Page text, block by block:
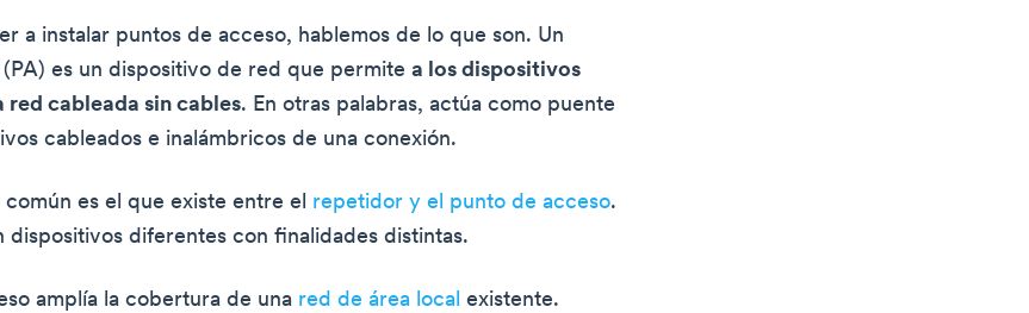
a instalar puntos de acceso, hablemos de lo que son. Un
es un dispositivo de red que permite a los dispositivos
red cableada sin cables. En otras palabras, actúa como puente
cableados e inalámbricos de una conexión.
es el que existe entre el repetidor y el punto de acceso.
dispositivos diferentes con finalidades distintas.
amplía la cobertura de una red de área local existente.